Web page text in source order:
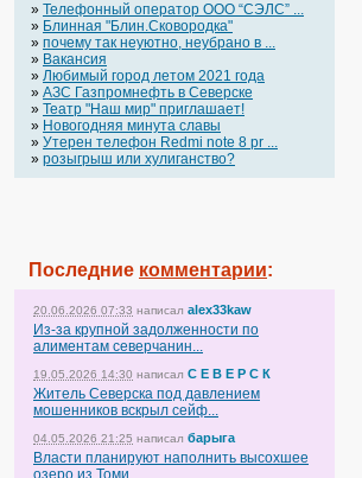
» Телефонный оператор OOO “СЭЛС” ...
» Блинная "Блин.Сковородка"
» почему так неуютно, неубрано в ...
» Вакансия
» Любимый город летом 2021 года
» АЗС Газпромнефть в Северске
» Театр "Наш мир" приглашает!
» Новогодняя минута славы
» Утерен телефон Redmi note 8 pr ...
» розыгрыш или хулиганство?
Последние комментарии:
20.06.2026 07:33 написал alex33kaw
Из-за крупной задолженности по
алиментам северчанин...
19.05.2026 14:30 написал С Е В Е Р С К
Житель Северска под давлением
мошенников вскрыл сейф...
04.05.2026 21:25 написал барыга
Власти планируют наполнить высохшее
озеро из Томи